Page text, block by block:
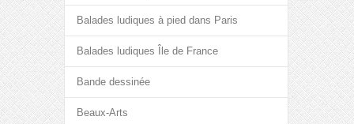
Balades ludiques à pied dans Paris
Balades ludiques Île de France
Bande dessinée
Beaux-Arts